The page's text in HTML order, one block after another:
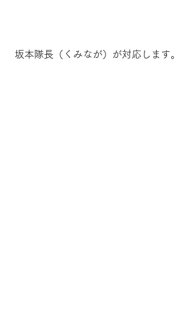
坂本隊長（くみなが）が対応します。